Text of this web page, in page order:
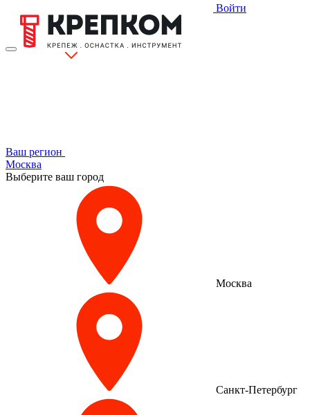
Войти
Ваш регион
Москва
Выберите ваш город
Москва
Санкт-Петербург